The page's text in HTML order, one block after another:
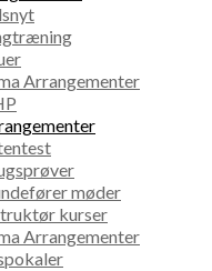
Arrangementer
møder
kurser
Arrangementer